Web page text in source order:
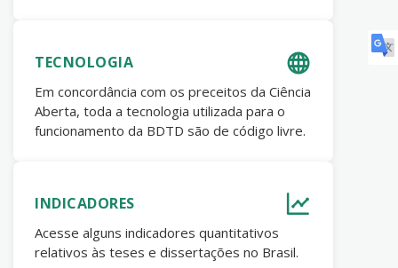
TECNOLOGIA
Em concordância com os preceitos da Ciência
Aberta, toda a tecnologia utilizada para o
funcionamento da BDTD são de código livre.
INDICADORES
Acesse alguns indicadores quantitativos
relativos às teses e dissertações no Brasil.